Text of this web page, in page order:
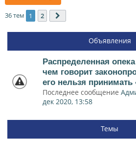
36 тем 1 2
Объявления
Распределенная
чем говорит
его нельзя принимать
Последнее сообщение
дек 2020, 13:58
Темы